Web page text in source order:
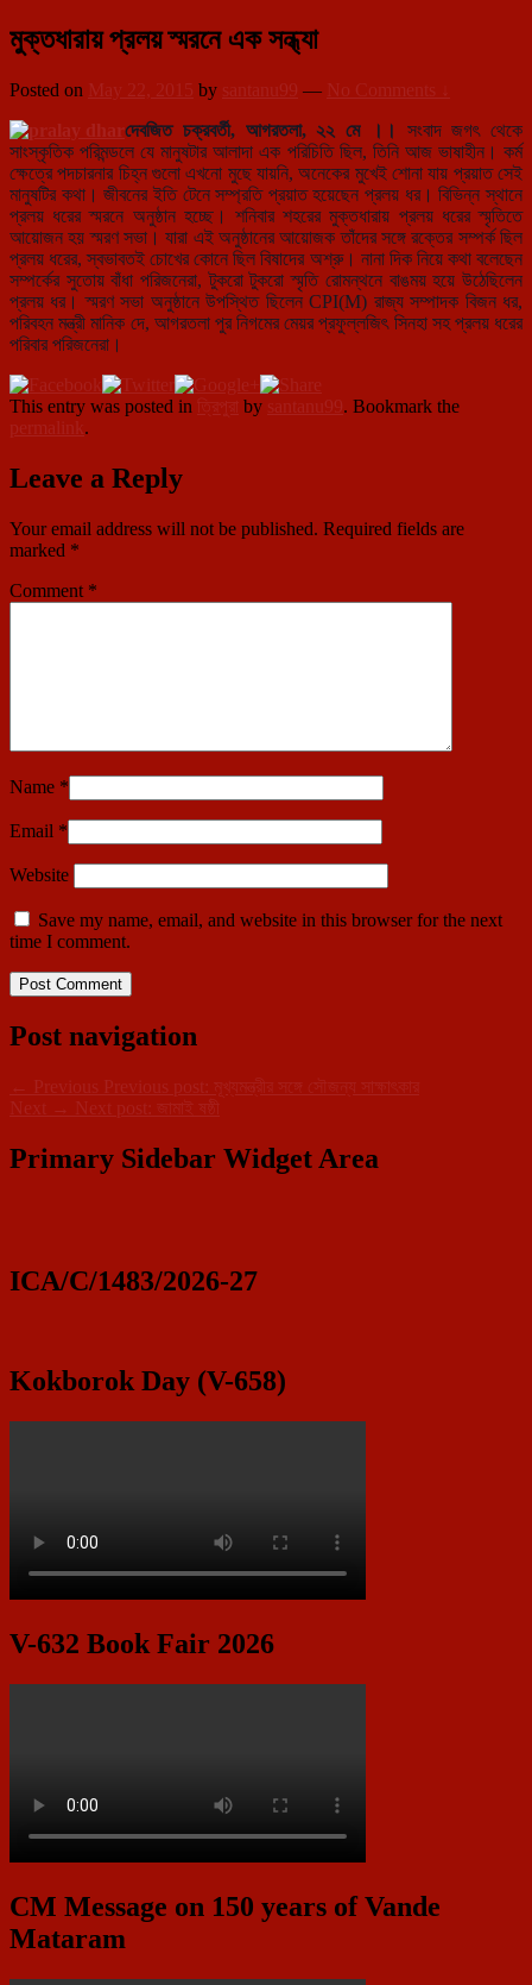
মুক্তধারায় প্রলয় স্মরনে এক সন্ধ্যা
Posted on May 22, 2015 by santanu99 — No Comments ↓
দেবজিত চক্রবর্তী, আগরতলা, ২২ মে ।।
সংবাদ জগৎ থেকে
সাংস্কৃতিক পরিমন্ডলে যে মানুষটার আলাদা এক পরিচিতি ছিল, তিনি আজ ভাষাহীন। কর্ম
ক্ষেত্রে পদচারনার চিহ্ন গুলো এখনো মুছে যায়নি, অনেকের মুখেই শোনা যায় প্রয়াত সেই
মানুষটির কথা। জীবনের ইতি টেনে সম্প্রতি প্রয়াত হয়েছেন প্রলয় ধর। বিভিন্ন স্থানে
প্রলয় ধরের স্মরনে অনুষ্ঠান হচ্ছে। শনিবার শহরের মুক্তধারায় প্রলয় ধরের স্মৃতিতে
আয়োজন হয় স্মরণ সভা। যারা এই অনুষ্ঠানের আয়োজক তাঁদের সঙ্গে রক্তের সম্পর্ক ছিল
প্রলয় ধরের, স্বভাবতই চোখের কোনে ছিল বিষাদের অশ্রু। নানা দিক নিয়ে কথা বলেছেন
সম্পর্কের সুতোয় বাঁধা পরিজনেরা, টুকরো টুকরো স্মৃতি রোমন্থনে বাঙময় হয়ে উঠেছিলেন
প্রলয় ধর। স্মরণ সভা অনুষ্ঠানে উপস্থিত ছিলেন CPI(M) রাজ্য সম্পাদক বিজন ধর,
পরিবহন মন্ত্রী মানিক দে, আগরতলা পুর নিগমের মেয়র প্রফুল্লজিৎ সিনহা সহ প্রলয় ধরের
পরিবার পরিজনেরা।
This entry was posted in ত্রিপুরা by santanu99. Bookmark the
permalink.
Leave a Reply
Your email address will not be published. Required fields are
marked *
Comment *
Name *
Email *
Website
Save my name, email, and website in this browser for the next
time I comment.
Post navigation
← Previous Previous post:
মূখ্যমন্ত্রীর সঙ্গে সৌজন্য সাক্ষাৎকার
Next → Next post: জামাই ষষ্ঠী
Primary Sidebar Widget Area
ICA/C/1483/2026-27
Kokborok Day (V-658)
V-632 Book Fair 2026
CM Message on 150 years of Vande
Mataram